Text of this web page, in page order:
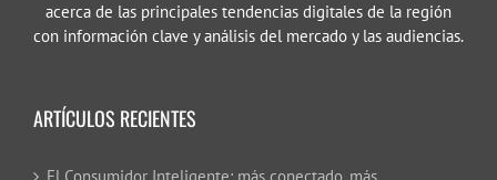
acerca de las principales tendencias digitales de la región
con información clave y análisis del mercado y las audiencias.
ARTÍCULOS RECIENTES